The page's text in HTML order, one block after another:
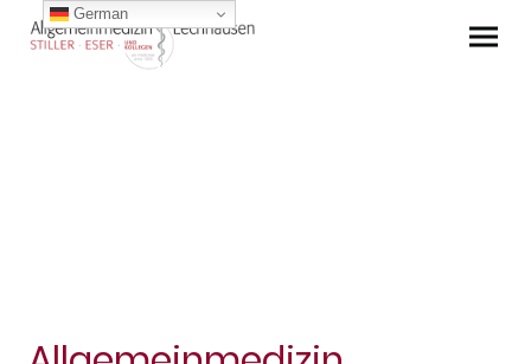
German